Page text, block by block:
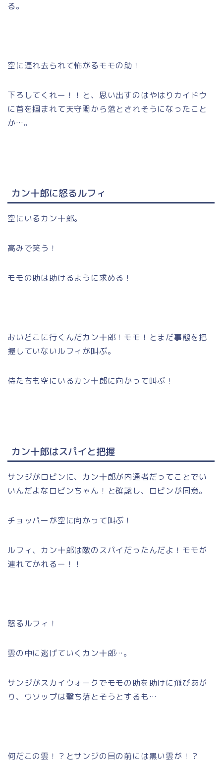
る。
空に連れ去られて怖がるモモの助！
下ろしてくれー！！と、思い出すのはやはりカイドウ
に首を掴まれて天守閣から落とされそうになったこと
か…。
カン十郎に怒るルフィ
空にいるカン十郎。
高みで笑う！
モモの助は助けるように求める！
おいどこに行くんだカン十郎！モモ！とまだ事態を把
握していないルフィが叫ぶ。
侍たちも空にいるカン十郎に向かって叫ぶ！
カン十郎はスパイと把握
サンジがロビンに、カン十郎が内通者だってことでい
いんだよなロビンちゃん！と確認し、ロビンが同意。
チョッパーが空に向かって叫ぶ！
ルフィ、カン十郎は敵のスパイだったんだよ！モモが
連れてかれるー！！
怒るルフィ！
雲の中に逃げていくカン十郎…。
サンジがスカイウォークでモモの助を助けに飛びあが
り、ウソップは撃ち落とそうとするも…
何だこの雲！？とサンジの目の前には黒い雲が！？